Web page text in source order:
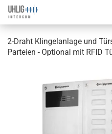
2-Draht Klingelanlage und
Parteien - Optional mit RFID